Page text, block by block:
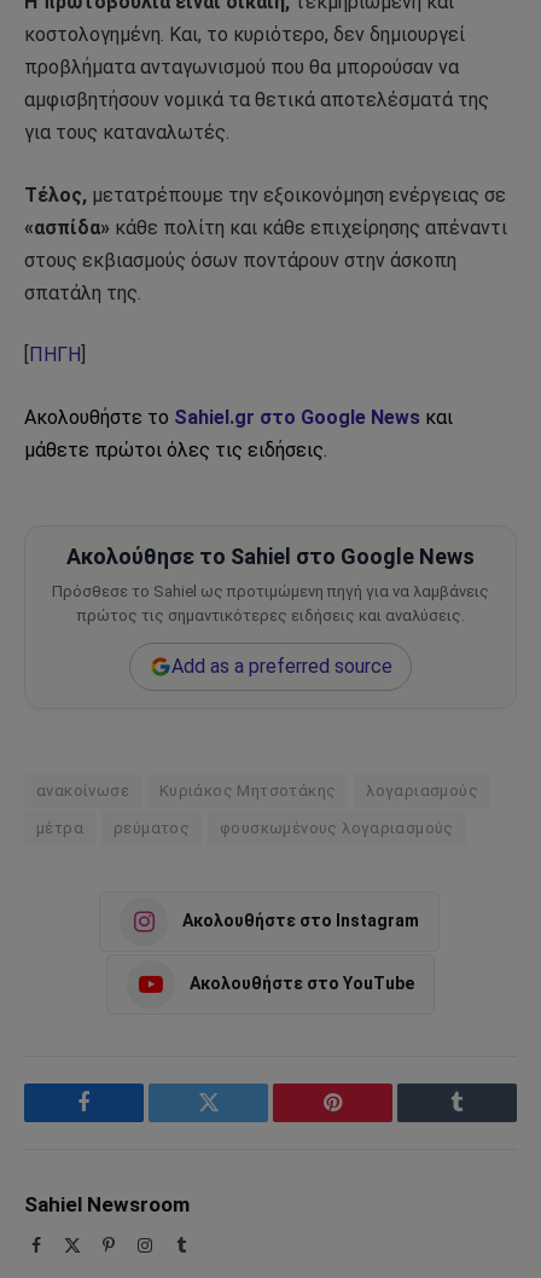
κοστολογημένη. Και, το κυριότερο, δεν δημιουργεί
προβλήματα ανταγωνισμού που θα μπορούσαν να
αμφισβητήσουν νομικά τα θετικά αποτελέσματά της
για τους καταναλωτές.
Τέλος, μετατρέπουμε την εξοικονόμηση ενέργειας σε
«ασπίδα» κάθε πολίτη και κάθε επιχείρησης απέναντι
στους εκβιασμούς όσων ποντάρουν στην άσκοπη
σπατάλη της.
ΠΗΓΗ
Ακολουθήστε το Sahiel.gr στο Google News και
μάθετε πρώτοι όλες τις ειδήσεις.
Ακολούθησε το Sahiel στο Google News
Πρόσθεσε το Sahiel ως προτιμώμενη πηγή για να λαμβάνεις
πρώτος τις σημαντικότερες ειδήσεις και αναλύσεις.
Add as a preferred source
ανακοίνωσε Κυριάκος Μητσοτάκης λογαριασμούς
μέτρα ρεύματος φουσκωμένους λογαριασμούς
Ακολουθήστε στο Instagram
Ακολουθήστε στο YouTube
Facebook Twitter Pinterest Tumblr
Sahiel Newsroom
Facebook PinterestInstagram
Tumblr